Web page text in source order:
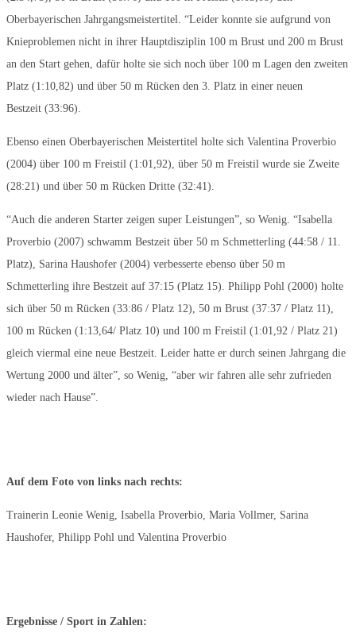
Oberbayerischen Jahrgangsmeistertitel. “Leider konnte sie aufgrund von
Knieproblemen nicht in ihrer Hauptdisziplin 100 m Brust und 200 m Brust
an den Start gehen, dafür holte sie sich noch über 100 m Lagen den zweiten
Platz (1:10,82) und über 50 m Rücken den 3. Platz in einer neuen
Bestzeit (33:96).
Ebenso einen Oberbayerischen Meistertitel holte sich Valentina Proverbio
(2004) über 100 m Freistil (1:01,92), über 50 m Freistil wurde sie Zweite
(28:21) und über 50 m Rücken Dritte (32:41).
“Auch die anderen Starter zeigen super Leistungen”, so Wenig. “Isabella
Proverbio (2007) schwamm Bestzeit über 50 m Schmetterling (44:58 / 11.
Platz), Sarina Haushofer (2004) verbesserte ebenso über 50 m
Schmetterling ihre Bestzeit auf 37:15 (Platz 15). Philipp Pohl (2000) holte
sich über 50 m Rücken (33:86 / Platz 12), 50 m Brust (37:37 / Platz 11),
100 m Rücken (1:13,64/ Platz 10) und 100 m Freistil (1:01,92 / Platz 21)
gleich viermal eine neue Bestzeit. Leider hatte er durch seinen Jahrgang die
Wertung 2000 und älter”, so Wenig, “aber wir fahren alle sehr zufrieden
wieder nach Hause”.
Auf dem Foto von links nach rechts:
Trainerin Leonie Wenig, Isabella Proverbio, Maria Vollmer, Sarina
Haushofer, Philipp Pohl und Valentina Proverbio
Ergebnisse / Sport in Zahlen: